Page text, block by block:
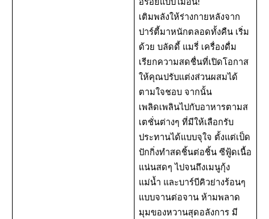
เติมพลังให้ร่างกายหลังจาก
ปาร์ตี้มาหนักตลอดทั้งคืน เริ่ม
ด้วย บลัดดี้ แมรี่ เครื่องดื่ม
เรียกความสดชื่นที่เปิดโอกาส
ให้คุณปรับแต่งส่วนผสมได้
ตามใจชอบ จากนั้น
เพลิดเพลินไปกับอาหารตามส
เตชั่นต่างๆ ที่มีให้เลือกรับ
ประทานได้แบบจุใจ ตั้งแต่เป็ด
ปักกิ่งทำสดชิ้นต่อชิ้น ซีฟู้ดเนื้อ
แน่นสดๆ ไปจนถึงเมนูกุ้ง
แม่น้ำ และบาร์บีคิวย่างร้อนๆ
แบบจานต่อจาน ห้ามพลาด
มุมของหวานสุดอลังการ มี